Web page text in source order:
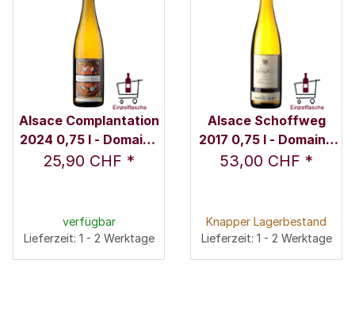
Alsace Complantation
2024 0,75 l - Domaine
Marcel Deiss
25,90 CHF *
verfügbar
Lieferzeit: 1 - 2 Werktage
Alsace Schoffweg
2017 0,75 l - Domaine
Marcel Deiss
53,00 CHF *
Knapper Lagerbestand
Lieferzeit: 1 - 2 Werktage